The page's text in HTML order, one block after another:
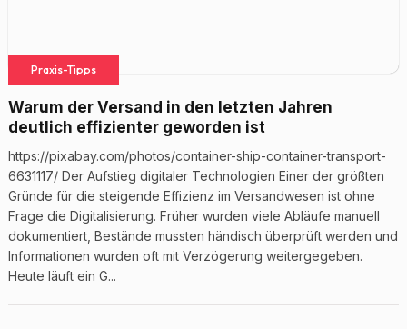
Praxis-Tipps
Warum der Versand in den letzten Jahren
deutlich effizienter geworden ist
https://pixabay.com/photos/container-ship-container-transport-
6631117/ Der Aufstieg digitaler Technologien Einer der größten
Gründe für die steigende Effizienz im Versandwesen ist ohne
Frage die Digitalisierung. Früher wurden viele Abläufe manuell
dokumentiert, Bestände mussten händisch überprüft werden und
Informationen wurden oft mit Verzögerung weitergegeben.
Heute läuft ein G...